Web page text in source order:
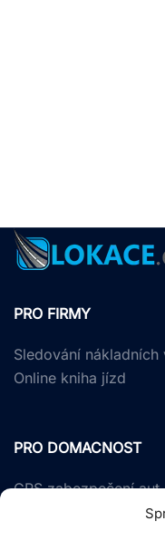
PRO FIRMY
Sledování
Online kniha jízd
PRO DOMACNOST
GPS zabezpečení aut
Zabezpečení